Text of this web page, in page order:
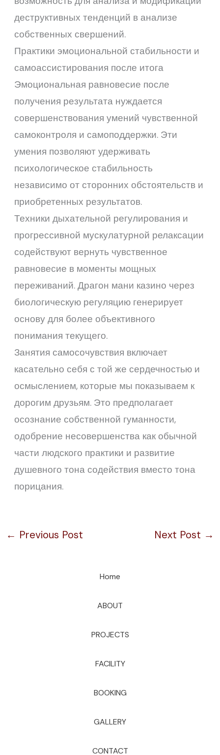
деструктивных тенденций в анализе
собственных свершений.
Практики эмоциональной стабильности и
самоассистирования после итога
Эмоциональная равновесие после
получения результата нуждается
совершенствования умений чувственной
самоконтроля и самоподдержки. Эти
умения позволяют удерживать
психологическое стабильность
независимо от сторонних обстоятельств и
приобретенных результатов.
Техники дыхательной регулирования и
прогрессивной мускулатурной релаксации
содействуют вернуть чувственное
равновесие в моменты мощных
переживаний. Драгон мани казино через
биологическую регуляцию генерирует
основу для более объективного
понимания текущего.
Занятия самосочувствия включает
касательно себя с той же сердечностью и
осмыслением, которые мы показываем к
дорогим друзьям. Это предполагает
осознание собственной гуманности,
одобрение несовершенства как обычной
части людского практики и развитие
душевного тона содействия вместо тона
порицания.
← Previous Post Next Post →
Home
ABOUT
PROJECTS
FACILITY
BOOKING
GALLERY
CONTACT